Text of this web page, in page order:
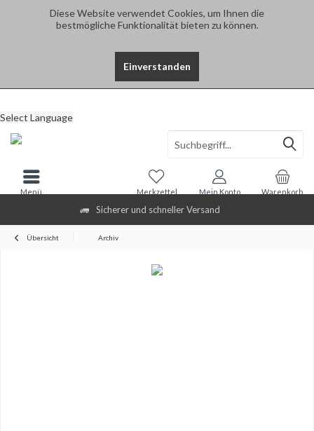
Diese Website verwendet Cookies, um Ihnen die
bestmögliche Funktionalität bieten zu können.
Einverstanden
Sicherer und schneller Versand
Select Language
Warenkorb
Merkzettel Mein Konto
Menü
Übersicht Archiv